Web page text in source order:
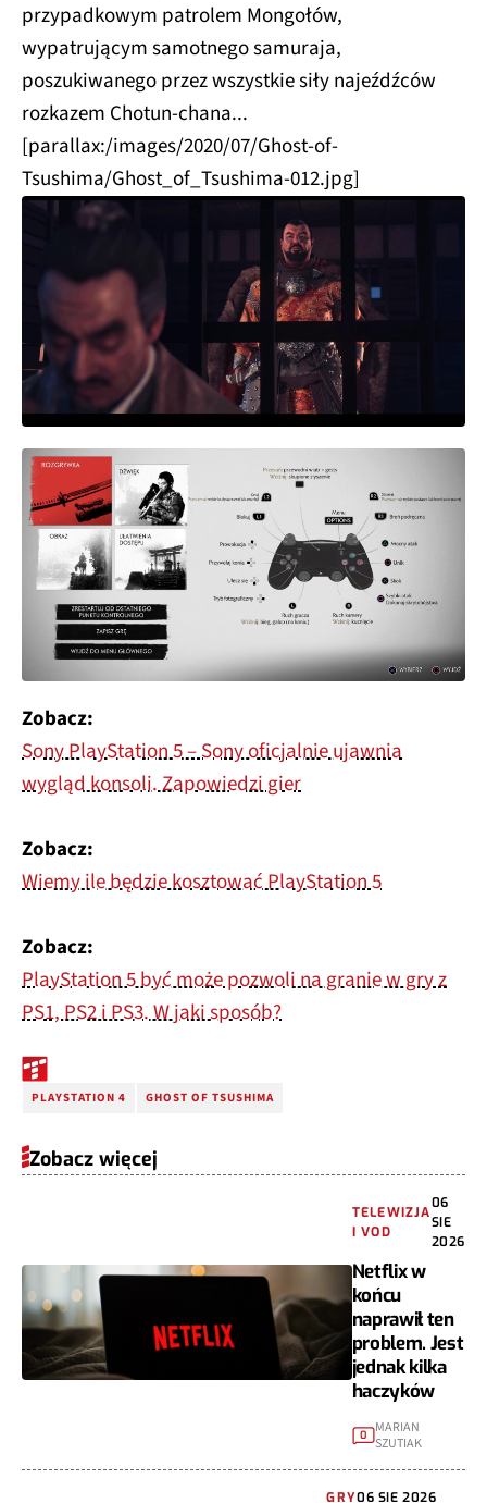
przypadkowym patrolem Mongołów,
wypatrującym samotnego samuraja,
poszukiwanego przez wszystkie siły najeźdźców
rozkazem Chotun-chana...
[parallax:/images/2020/07/Ghost-of-
Tsushima/Ghost_of_Tsushima-012.jpg]
Zobacz:
Sony PlayStation 5 – Sony oficjalnie ujawnia
wygląd konsoli. Zapowiedzi gier
Zobacz:
Wiemy ile będzie kosztować PlayStation 5
Zobacz:
PlayStation 5 być może pozwoli na granie w gry z
PS1, PS2 i PS3. W jaki sposób?
PLAYSTATION 4 GHOST OF TSUSHIMA
Zobacz więcej
TELEWIZJA
I VOD
06
SIE
2026
Netflix w
końcu
naprawił ten
problem. Jest
jednak kilka
haczyków
0
MARIAN
SZUTIAK
GRY06 SIE 2026